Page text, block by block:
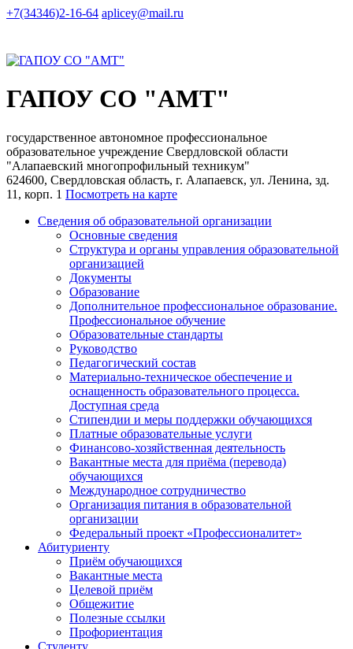
+7(34346)2-16-64 aplicey@mail.ru
ГАПОУ СО "АМТ"
государственное автономное профессиональное
образовательное учреждение Свердловской области
"Алапаевский многопрофильный техникум"
624600, Свердловская область, г. Алапаевск, ул. Ленина, зд.
11, корп. 1 Посмотреть на карте
Сведения об образовательной организации
Основные сведения
Структура и органы управления образовательной
организацией
Документы
Образование
Дополнительное профессиональное образование.
Профессиональное обучение
Образовательные стандарты
Руководство
Педагогический состав
Материально-техническое обеспечение и
оснащенность образовательного процесса.
Доступная среда
Стипендии и меры поддержки обучающихся
Платные образовательные услуги
Финансово-хозяйственная деятельность
Вакантные места для приёма (перевода)
обучающихся
Международное сотрудничество
Организация питания в образовательной
организации
Федеральный проект «Профессионалитет»
Абитуриенту
Приём обучающихся
Вакантные места
Целевой приём
Общежитие
Полезные ссылки
Профориентация
Студенту